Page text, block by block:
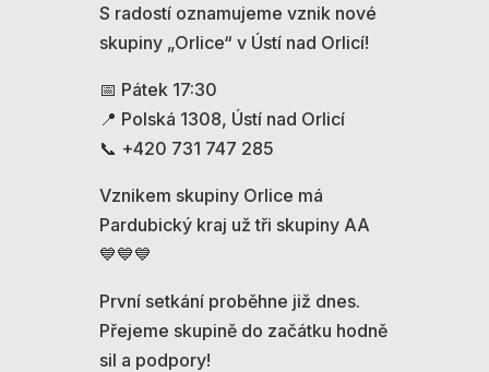
S radostí oznamujeme vznik nové
skupiny „Orlice“ v Ústí nad Orlicí!
📅 Pátek 17:30
📍 Polská 1308, Ústí nad Orlicí
📞 +420 731 747 285
Vznikem skupiny Orlice má
Pardubický kraj už tři skupiny AA
💙💙💙
První setkání proběhne již dnes.
Přejeme skupině do začátku hodně
sil a podpory!